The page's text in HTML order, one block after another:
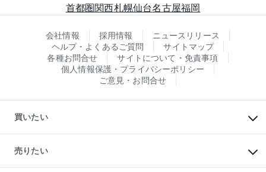
首都圏関西札幌仙台名古屋福岡
会社情報 採用情報
ニュースリリース
ヘルプ・よくあるご質問
サイトマップ
各種お問合せ
サイトについて・免責事項
個人情報保護・プライバシーポリシー
ご意見・お問合せ
買いたい
新築・分譲マンションの購入
中古マンションの購入
一戸建ての購入
売りたい